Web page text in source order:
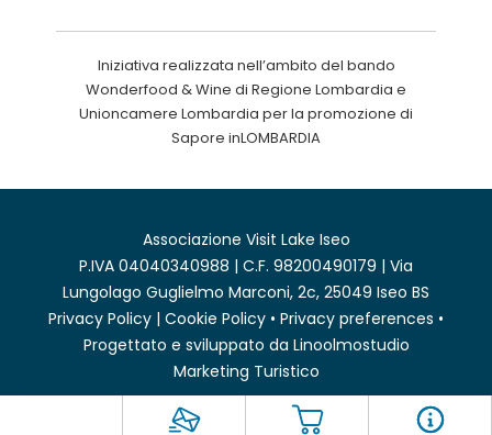
Iniziativa realizzata nell’ambito del bando
Wonderfood & Wine di Regione Lombardia e
Unioncamere Lombardia per la promozione di
Sapore inLOMBARDIA
Associazione Visit Lake Iseo
P.IVA 04040340988 | C.F. 98200490179 | Via
Lungolago Guglielmo Marconi, 2c, 25049 Iseo BS
Privacy Policy | Cookie Policy • Privacy preferences •
Progettato e sviluppato da Linoolmostudio
Marketing Turistico